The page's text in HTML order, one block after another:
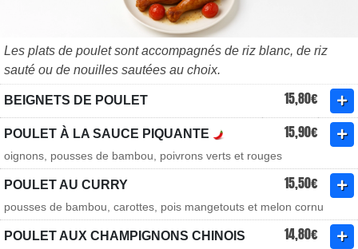
Les plats de poulet sont accompagnés de riz blanc, de riz
sauté ou de nouilles sautées au choix.
BEIGNETS DE POULET 15,80€
POULET À LA SAUCE PIQUANTE 15,90€
oignons, pousses de bambou, poivrons verts et rouges
POULET AU CURRY 15,50€
pousses de bambou, carottes, pois mangetouts et melon cornu
POULET AUX CHAMPIGNONS CHINOIS 14,80€